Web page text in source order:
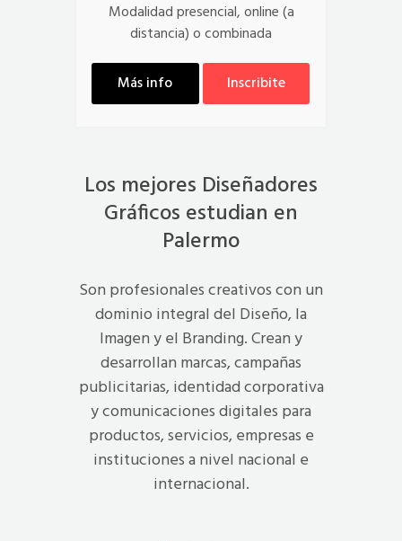
Modalidad presencial, online (a
distancia) o combinada
Más info Inscribite
Los mejores Diseñadores
Gráficos estudian en
Palermo
Son profesionales creativos con un
dominio integral del Diseño, la
Imagen y el Branding. Crean y
desarrollan marcas, campañas
publicitarias, identidad corporativa
y comunicaciones digitales para
productos, servicios, empresas e
instituciones a nivel nacional e
internacional.